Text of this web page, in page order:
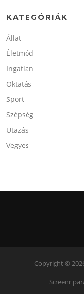
KATEGÓRIÁK
Állat
Életmód
Ingatlan
Oktatás
Sport
Szépség
Utazás
Vegyes
Copyright ©
Screenr